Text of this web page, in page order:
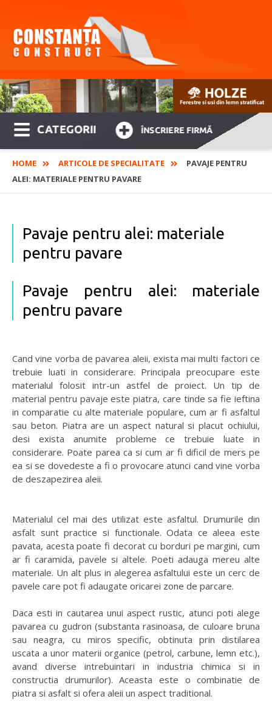
CATEGORII ÎNSCRIERE FIRMĂ
HOME ARTICOLE DE SPECIALITATE
PAVAJE PENTRU
ALEI: MATERIALE PENTRU PAVARE
Pavaje pentru alei: materiale
pentru pavare
Pavaje pentru alei: materiale
pentru pavare
Cand vine vorba de pavarea aleii, exista mai multi factori ce
trebuie luati in considerare. Principala preocupare este
materialul folosit intr-un astfel de proiect. Un tip de
material pentru pavaje este piatra, care tinde sa fie ieftina
in comparatie cu alte materiale populare, cum ar fi asfaltul
sau beton. Piatra are un aspect natural si placut ochiului,
desi exista anumite probleme ce trebuie luate in
considerare. Poate parea ca si cum ar fi dificil de mers pe
ea si se dovedeste a fi o provocare atunci cand vine vorba
de deszapezirea aleii.
Materialul cel mai des utilizat este asfaltul. Drumurile din
asfalt sunt practice si functionale. Odata ce aleea este
pavata, acesta poate fi decorat cu borduri pe margini, cum
ar fi caramida, pavele si altele. Poeti adauga mereu alte
materiale. Un alt plus in alegerea asfaltului este un cerc de
pavele care pot fi adaugate oricarei zone de parcare.
Daca esti in cautarea unui aspect rustic, atunci poti alege
pavarea cu gudron (substanta rasinoasa, de culoare bruna
sau neagra, cu miros specific, obtinuta prin distilarea
uscata a unor materii organice (petrol, carbune, lemn etc.),
avand diverse intrebuintari in industria chimica si in
constructia drumurilor). Aceasta este o combinatie de
piatra si asfalt si ofera aleii un aspect traditional.